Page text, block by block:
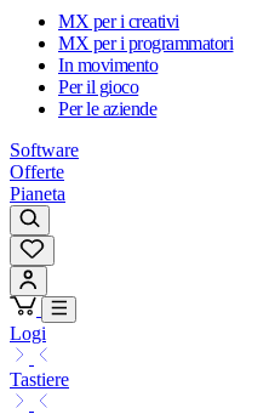
MX per i creativi
MX per i programmatori
In movimento
Per il gioco
Per le aziende
Software
Offerte
Pianeta
Logi
Tastiere